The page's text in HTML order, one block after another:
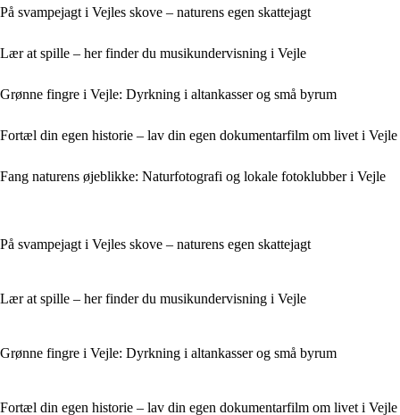
På svampejagt i Vejles skove – naturens egen skattejagt
Lær at spille – her finder du musikundervisning i Vejle
Grønne fingre i Vejle: Dyrkning i altankasser og små byrum
Fortæl din egen historie – lav din egen dokumentarfilm om livet i Vejle
Fang naturens øjeblikke: Naturfotografi og lokale fotoklubber i Vejle
På svampejagt i Vejles skove – naturens egen skattejagt
Lær at spille – her finder du musikundervisning i Vejle
Grønne fingre i Vejle: Dyrkning i altankasser og små byrum
Fortæl din egen historie – lav din egen dokumentarfilm om livet i Vejle